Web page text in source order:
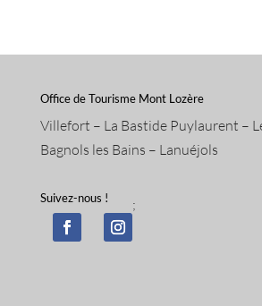
Office de Tourisme Mont Lozère
Villefort – La Bastide Puylaurent –
Bagnols les Bains – Lanuéjols
Suivez-nous ! ;